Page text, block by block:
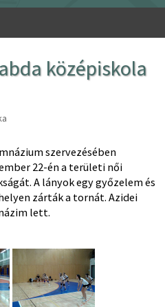
középiskola
szervezésében
22-én a területi női
A lányok egy győzelem és
zárták a tornát. Azidei
lett.